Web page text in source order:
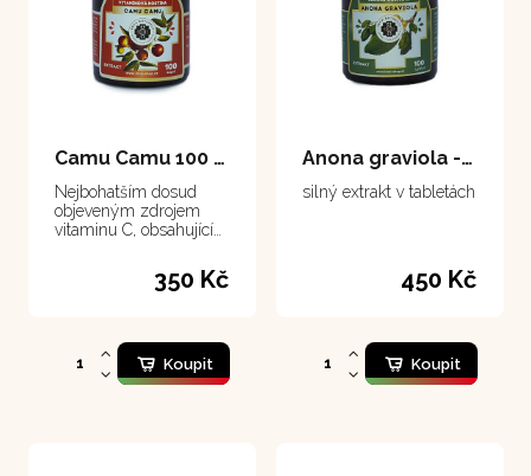
Camu Camu 100 kapsle
Nejbohatším dosud
objeveným zdrojem
vitaminu C, obsahující
350 Kč
Koupit
Anona graviola - tablety 100 tablet
silný extrakt v tabletách
450 Kč
Koupit